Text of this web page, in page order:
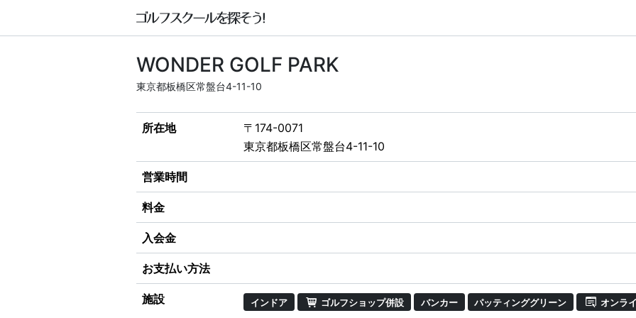
WONDER GOLF PARK
東京都板橋区常盤台4-11-10
所在地
〒174-0071
東京都板橋区常盤台4-11-10
営業時間
料金
入会金
お支払い方法
施設 インドア ゴルフショップ併設 バンカー パッティンググリーン オンラ